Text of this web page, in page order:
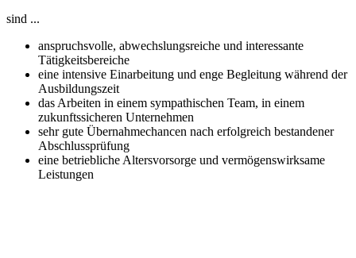
sind ...
anspruchsvolle, abwechslungsreiche und interessante
Tätigkeitsbereiche
eine intensive Einarbeitung und enge Begleitung während der
Ausbildungszeit
das Arbeiten in einem sympathischen Team, in einem
zukunftssicheren Unternehmen
sehr gute Übernahmechancen nach erfolgreich bestandener
Abschlussprüfung
eine betriebliche Altersvorsorge und vermögenswirksame
Leistungen